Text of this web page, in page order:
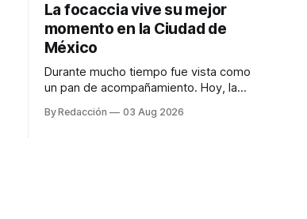
La focaccia vive su mejor
momento en la Ciudad de
México
Durante mucho tiempo fue vista como
un pan de acompañamiento. Hoy, la
platillos favoritos de quienes buscan
By Redacción 03 Aug 2026